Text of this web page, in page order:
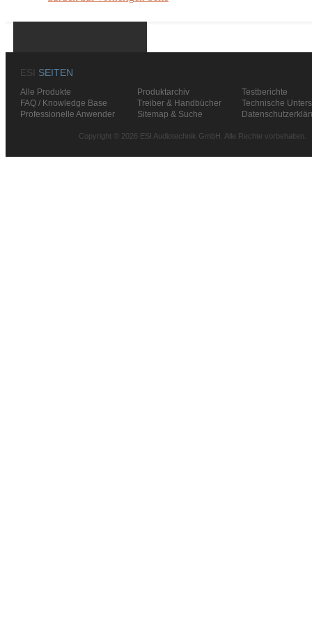
ESI SEITEN
Alle Produkte Produktarchiv
Testberichte
FAQ / Knowledge Base
Treiber & Handbücher
Technische
Professionelle Anwender
Sitemap & Suche
Copyright © 2026 ESI Audiotechnik GmbH. Alle Rechte vorbehalten.